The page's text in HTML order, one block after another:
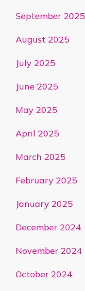
September 2025
August 2025
July 2025
June 2025
May 2025
April 2025
March 2025
February 2025
January 2025
December 2024
November 2024
October 2024